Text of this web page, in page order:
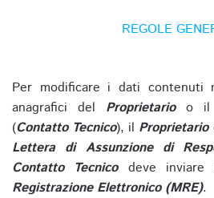
REGOLE
Per modificare i dati contenuti
anagrafici del Proprietarioo il
(Contatto Tecnico), il Proprietario
Lettera di Assunzione di
Contatto Tecnicodeve inviare
Registrazione Elettronico (MRE).